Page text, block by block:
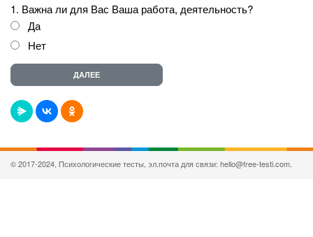
1. Важна ли для Вас Ваша работа, деятельность?
Да
Нет
© 2017-2024, Психологические тесты, эл.почта для связи: hello@free-testi.com.